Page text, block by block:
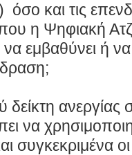
και τις
η Ψηφιακή
να εμβαθύνει ή
ανεργίας
να
συγκεκριμένα